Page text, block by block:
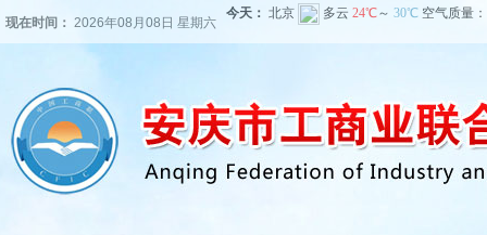
现在时间： 2026年08月08日 星期六